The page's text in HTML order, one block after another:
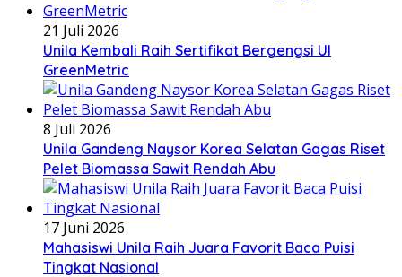
21 Juli 2026
Unila Kembali Raih Sertifikat Bergengsi UI
GreenMetric
8 Juli 2026
Unila Gandeng Naysor Korea Selatan Gagas Riset
Pelet Biomassa Sawit Rendah Abu
17 Juni 2026
Mahasiswi Unila Raih Juara Favorit Baca Puisi
Tingkat Nasional